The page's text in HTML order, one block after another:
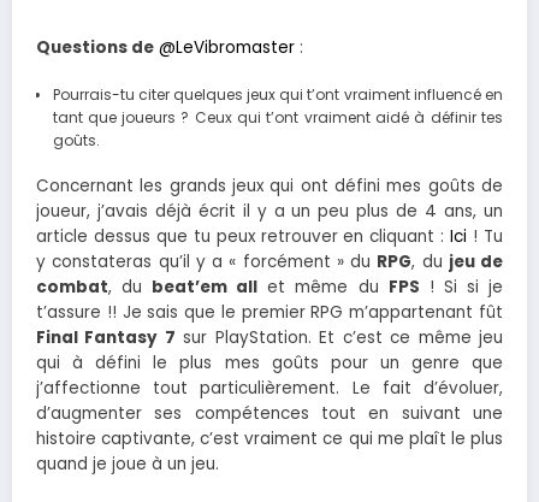
Questions de @LeVibromaster :
Pourrais-tu citer quelques jeux qui t’ont vraiment influencé en
tant que joueurs ? Ceux qui t’ont vraiment aidé à définir tes
goûts.
Concernant les grands jeux qui ont défini mes goûts de
joueur, j’avais déjà écrit il y a un peu plus de 4 ans, un
article dessus que tu peux retrouver en cliquant :Ici ! Tu
y constateras qu’il y a « forcément » du RPG, du jeu de
combat, du beat’em all et même du FPS ! Si si je
t’assure !! Je sais que le premier RPG m’appartenant fût
Final Fantasy 7 sur PlayStation. Et c’est ce même jeu
qui à défini le plus mes goûts pour un genre que
j’affectionne tout particulièrement. Le fait d’évoluer,
d’augmenter ses compétences tout en suivant une
histoire captivante, c’est vraiment ce qui me plaît le plus
quand je joue à un jeu.